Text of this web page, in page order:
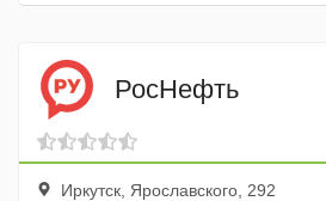
РосНефть
Иркутск, Ярославского, 292